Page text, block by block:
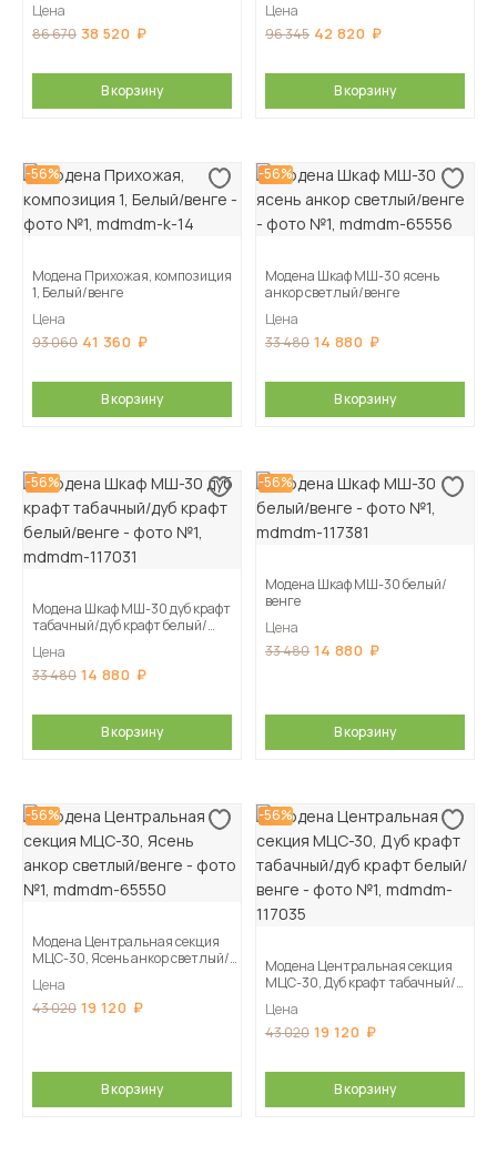
Цена
86 670 38 520
В корзину
Цена
96 345 42 820
В корзину
-56%
Модена Прихожая, композиция
1, Белый/венге
Цена
93 060 41 360
В корзину
-56%
Модена Шкаф МШ-30 ясень
анкор светлый/венге
Цена
33 480 14 880
В корзину
-56%
Модена Шкаф МШ-30 дуб крафт
табачный/дуб крафт белый/
Цена
33 480 14 880
В корзину
-56%
Модена Шкаф МШ-30 белый/
венге
Цена
33 480 14 880
В корзину
-56%
Модена Центральная секция
МЦС-30, Ясень анкор светлый/
Цена
43 020 19 120
В корзину
-56%
Модена Центральная секция
МЦС-30, Дуб крафт табачный/
Цена
43 020 19 120
В корзину